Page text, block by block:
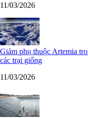
11/03/2026
Giảm phụ thuộc Artemia
các trại giống
11/03/2026